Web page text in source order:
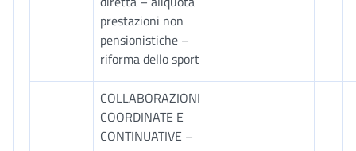
prestazioni non
pensionistiche –
riforma dello sport
COLLABORAZIONI
COORDINATE E
CONTINUATIVE –